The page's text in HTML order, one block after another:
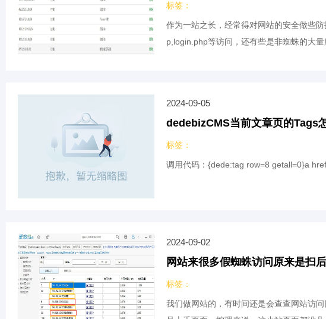
标签：
作为一站之长，经常得对网站的安全做些
p,login.php等访问，还有些是非蜘蛛的大
2024-09-05
dedebizCMS当前文章页的Tags
标签：
调用代码：{dede:tag row=8 getall=0}a
2024-09-02
网站来很多假蜘蛛访问原来是扫
标签：
我们做网站的，有时间还是会查查网站访